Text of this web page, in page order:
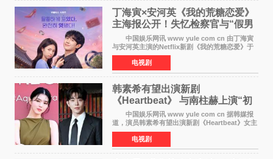
丁海寅×安河英《我的荒糖恋爱》
主海报公开！失忆检察官与“假男
友”同居罗曼史来
中国娱乐网讯 www yule com cn 由丁海寅
与安河英主演的Netflix新剧《我的荒糖恋爱》于
近日公开主海报，正式进入开播倒计时。 海
报中，两人并肩站在充满怀旧气息的九津麦芽村
街道上，丁
电视剧
韩素希有望出演新剧
《Heartbeat》 与南柱赫上演“初
恋归来”奇幻罗曼史
中国娱乐网讯 www yule com cn 据韩媒报
道，演员韩素希有望出演新剧《Heartbeat》女主
角，与南柱赫合作，引发高度关注。 韩素希
在剧中饰演能够看到过去的女人洪莎朗一角，因
初恋的意外
电视剧